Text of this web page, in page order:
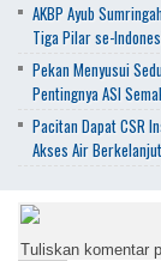
AKBP Ayub
Tiga Pilar se-
Pekan Menyusui
Pentingnya ASI
Pacitan Dapat CSR
Akses Air
Tuliskan komentar